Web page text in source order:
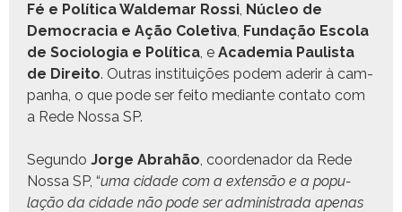
Fé e Políti­ca Walde­mar Rossi, Núcleo de
Democ­ra­cia e Ação Cole­ti­va, Fun­dação Esco­la
de Soci­olo­gia e Políti­ca, e Acad­e­mia Paulista
de Dire­ito. Out­ras insti­tu­ições podem aderir à cam­
pan­ha, o que pode ser feito medi­ante con­ta­to com
a Rede Nos­sa SP.
Segun­do Jorge Abrahão, coor­de­nador da Rede
Nos­sa SP, “uma cidade com a exten­são e a pop­u­
lação da cidade não pode ser admin­istra­da ape­nas